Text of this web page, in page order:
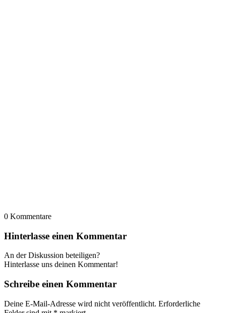
0 Kommentare
Hinterlasse einen Kommentar
An der Diskussion beteiligen?
Hinterlasse uns deinen Kommentar!
Schreibe einen Kommentar
Deine E-Mail-Adresse wird nicht veröffentlicht. Erforderliche